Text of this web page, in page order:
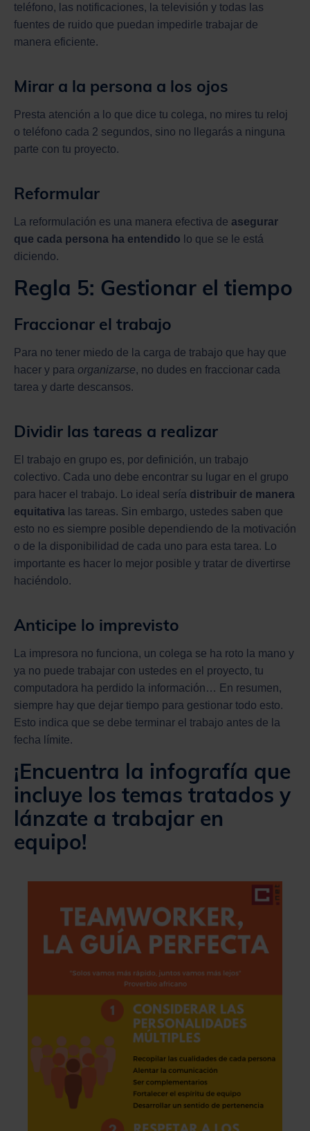
teléfono, las notificaciones, la televisión y todas las
fuentes de ruido que puedan impedirle trabajar de
manera eficiente.
Mirar a la persona a los ojos
Presta atención a lo que dice tu colega, no mires tu reloj
o teléfono cada 2 segundos, sino no llegarás a ninguna
parte con tu proyecto.
Reformular
La reformulación es una manera efectiva de asegurar
que cada persona ha entendido lo que se le está
diciendo.
Regla 5: Gestionar el tiempo
Fraccionar el trabajo
Para no tener miedo de la carga de trabajo que hay que
hacer y para organizarse, no dudes en fraccionar cada
tarea y darte descansos.
Dividir las tareas a realizar
El trabajo en grupo es, por definición, un trabajo
colectivo. Cada uno debe encontrar su lugar en el grupo
para hacer el trabajo. Lo ideal sería distribuir de manera
equitativa las tareas. Sin embargo, ustedes saben que
esto no es siempre posible dependiendo de la motivación
o de la disponibilidad de cada uno para esta tarea. Lo
importante es hacer lo mejor posible y tratar de divertirse
haciéndolo.
Anticipe lo imprevisto
La impresora no funciona, un colega se ha roto la mano y
ya no puede trabajar con ustedes en el proyecto, tu
computadora ha perdido la información… En resumen,
siempre hay que dejar tiempo para gestionar todo esto.
Esto indica que se debe terminar el trabajo antes de la
fecha límite.
¡Encuentra la infografía que
incluye los temas tratados y
lánzate a trabajar en
equipo!